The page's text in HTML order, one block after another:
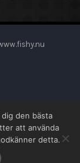
den bästa
att använda
detta.